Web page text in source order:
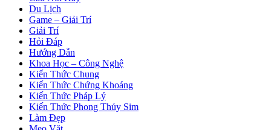
Du Lịch
Game – Giải Trí
Giải Trí
Hỏi Đáp
Hướng Dẫn
Khoa Học – Công Nghệ
Kiến Thức Chung
Kiến Thức Chứng Khoáng
Kiến Thức Pháp Lý
Kiến Thức Phong Thủy Sim
Làm Đẹp